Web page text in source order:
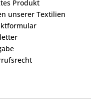
Produkt
unserer Textilien